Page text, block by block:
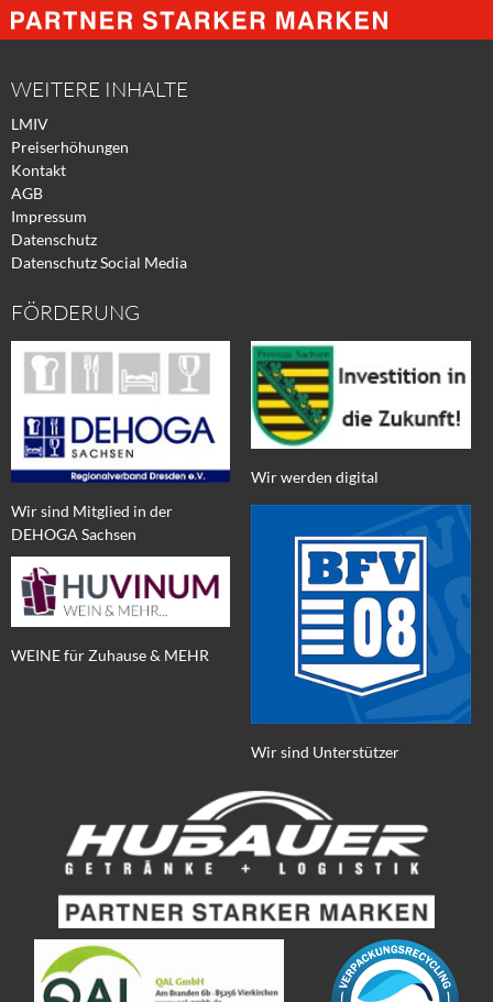
@
Facebook
@
Xing
@
Twitter
WEITERE INHALTE
LMIV
Preiserhöhungen
Kontakt
AGB
Impressum
Datenschutz
Datenschutz Social Media
FÖRDERUNG
Wir sind Mitglied in der
DEHOGA Sachsen
WEINE für Zuhause & MEHR
Wir werden digital
Wir sind Unterstützer